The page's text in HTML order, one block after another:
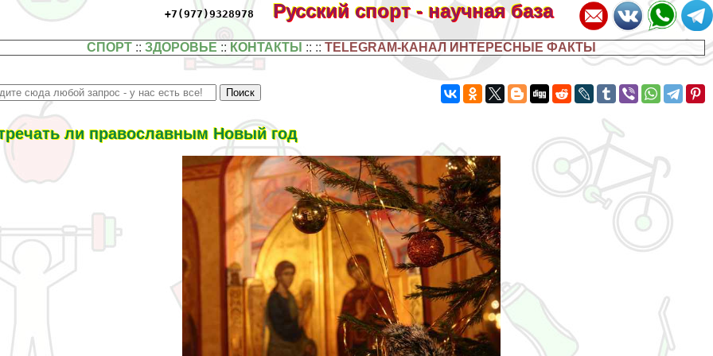
+7(977)9328978 Русский спорт - научная база
СПОРТ ::ЗДОРОВЬЕ :: КОНТАКТЫ :: ::TELEGRAM-КАНАЛ ИНТЕРЕСНЫЕ ФАКТЫ
ли православным Новый год